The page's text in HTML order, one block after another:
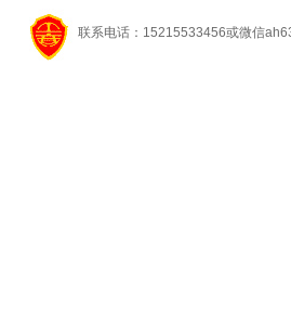
联系电话：15215533456或微信